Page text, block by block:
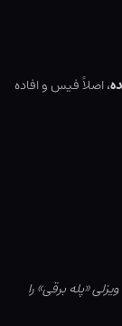
، اصلاً فیس و افاده
«پله برقی» را